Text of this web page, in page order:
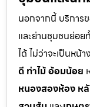
นอกจากนี้ บริการ
และย่านชุมชนย่อ
ได้ ไม่ว่าจะเป็นหน้
ดี ท่าไม้ อ้อมน้อย
หนองสองห้อง หลั